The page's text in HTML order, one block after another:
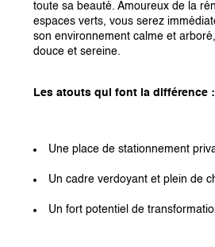
toute sa beauté. Amoureux de la
espaces verts, vous serez
son environnement calme et
douce et sereine.
Les atouts qui font la différence :
Une place de stationnement
Un cadre verdoyant et plein de
Un fort potentiel de